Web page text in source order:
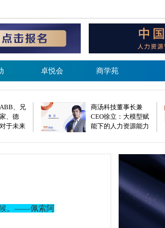
卓悦会 商学苑
、兄
、德
于未来
商汤科技董事长兼
CEO徐立：大模型赋
能下的人力资源能力
。 ——佩索阿